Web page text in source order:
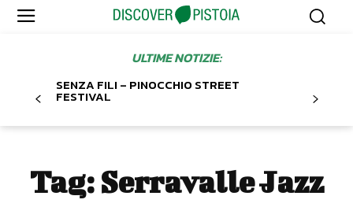
ULTIME NOTIZIE:
SENZA FILI – PINOCCHIO STREET
FESTIVAL
Tag: Serravalle Jazz